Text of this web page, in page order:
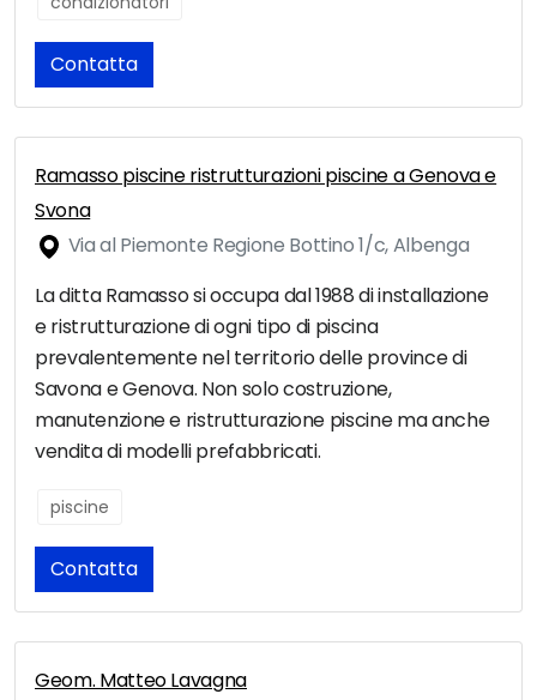
Contatta
Ramasso piscine ristrutturazioni piscine a Genova e
Svona
Via al Piemonte Regione Bottino 1/c, Albenga
La ditta Ramasso si occupa dal 1988 di installazione
e ristrutturazione di ogni tipo di piscina
prevalentemente nel territorio delle province di
Savona e Genova. Non solo costruzione,
manutenzione e ristrutturazione piscine ma anche
vendita di modelli prefabbricati.
piscine
Contatta
Geom. Matteo Lavagna